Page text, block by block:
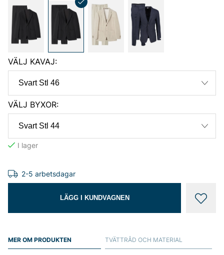
VÄLJ KAVAJ:
VÄLJ BYXOR:
2-5 arbetsdagar
LÄGG I KUNDVAGNEN
MER OM PRODUKTEN TVÄTTRÅD OCH MATERIAL